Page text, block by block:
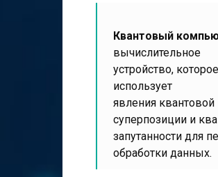
Квантовый
вычислительное
устройство, которое
использует
явления квантовой
суперпозиции и
запутанности для
обработки данных.